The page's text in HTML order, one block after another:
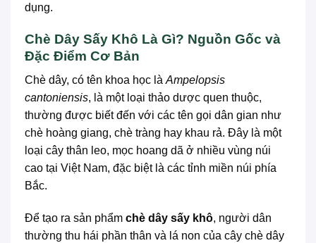
dụng.
Chè Dây Sấy Khô Là Gì? Nguồn Gốc và
Đặc Điểm Cơ Bản
Chè dây, có tên khoa học là Ampelopsis
cantoniensis, là một loại thảo dược quen thuộc,
thường được biết đến với các tên gọi dân gian như
chè hoàng giang, chè tràng hay khau rả. Đây là một
loại cây thân leo, mọc hoang dã ở nhiều vùng núi
cao tại Việt Nam, đặc biệt là các tỉnh miền núi phía
Bắc.
Để tạo ra sản phẩm chè dây sấy khô, người dân
thường thu hái phần thân và lá non của cây chè dây